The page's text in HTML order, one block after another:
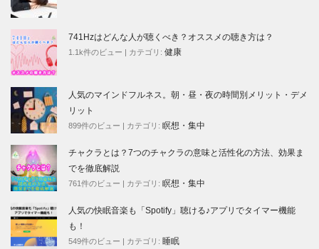
741Hzはどんな人が聴くべき？オススメの聴き方は？
1.1k件のビュー | カテゴリ: 健康
人気のマインドフルネス。朝・昼・夜の時間別メリット・デメ
リット
899件のビュー | カテゴリ: 瞑想・集中
チャクラとは？7つのチャクラの意味と活性化の方法、効果ま
でを徹底解説
761件のビュー | カテゴリ: 瞑想・集中
人気の快眠音楽も「Spotify」聴ける♪アプリでタイマー機能
も！
549件のビュー | カテゴリ: 睡眠